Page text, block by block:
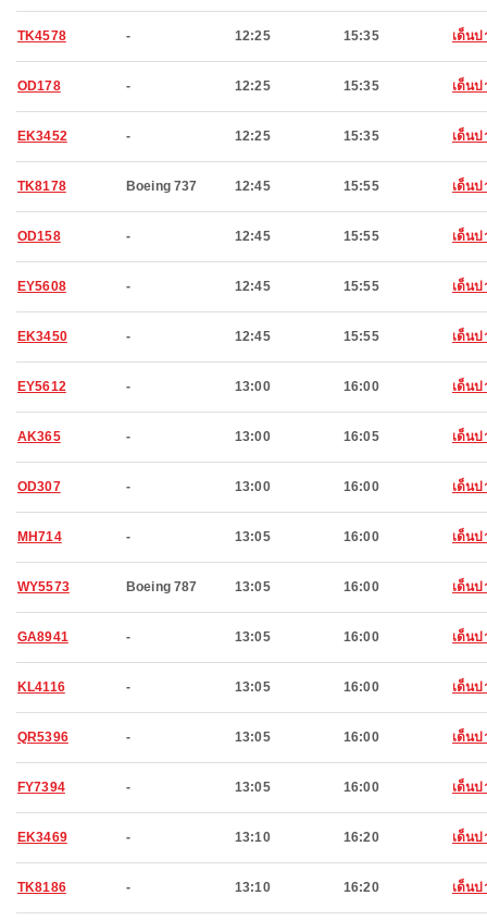
TK4578 - 12:25 15:35 เด็นป
OD178 - 12:25 15:35 เด็นป
EK3452 - 12:25 15:35 เด็นป
TK8178 Boeing 737 12:45 15:55 เด็นป
OD158 - 12:45 15:55 เด็นป
EY5608 - 12:45 15:55 เด็นป
EK3450 - 12:45 15:55 เด็นป
EY5612 - 13:00 16:00 เด็นป
AK365 - 13:00 16:05 เด็นป
OD307 - 13:00 16:00 เด็นป
MH714 - 13:05 16:00 เด็นป
WY5573 Boeing 787 13:05 16:00 เด็นป
GA8941 - 13:05 16:00 เด็นป
KL4116 - 13:05 16:00 เด็นป
QR5396 - 13:05 16:00 เด็นป
FY7394 - 13:05 16:00 เด็นป
EK3469 - 13:10 16:20 เด็นป
TK8186 - 13:10 16:20 เด็นป